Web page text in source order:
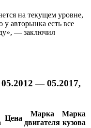
на текущем уровне,
у авторынка есть все
— заключил
05.2012 — 05.2017,
Цена
Марка
двигателя
Марка
кузова